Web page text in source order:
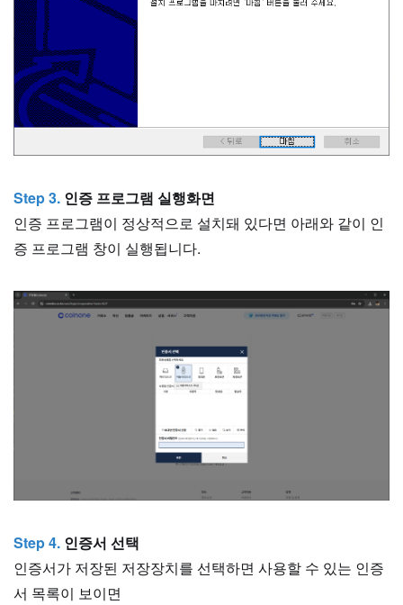
Step 3. 인증 프로그램 실행화면
인증 프로그램이 정상적으로 설치돼 있다면 아래와 같이 인
증 프로그램 창이 실행됩니다.
Step 4. 인증서 선택
인증서가 저장된 저장장치를 선택하면 사용할 수 있는 인증
서 목록이 보이면